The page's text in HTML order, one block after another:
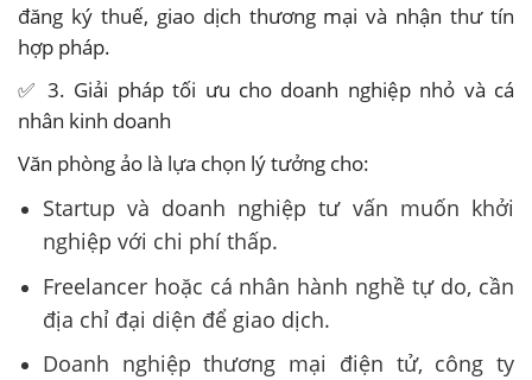
đăng ký thuế, giao dịch thương mại và nhận thư tín
hợp pháp.
✅ 3. Giải pháp tối ưu cho doanh nghiệp nhỏ và cá
nhân kinh doanh
Văn phòng ảo là lựa chọn lý tưởng cho:
Startup và doanh nghiệp tư vấn muốn khởi
nghiệp với chi phí thấp.
Freelancer hoặc cá nhân hành nghề tự do, cần
địa chỉ đại diện để giao dịch.
Doanh nghiệp thương mại điện tử, công ty